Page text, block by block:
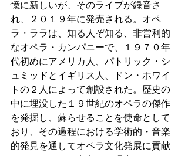
憶に新しいが、そのライブが録音さ
れ、２０１９年に発売される。オペ
ラ・ララは、知る人ぞ知る、非営利的
なオペラ・カンパニーで、１９７０年
代初めにアメリカ人、パトリック・シ
ュミッドとイギリス人、ドン・ホワイ
トの２人によって創設された。歴史の
中に埋没した１９世紀のオペラの傑作
を発掘し、蘇らせることを使命として
おり、その過程における学術的・音楽
的発見を通してオペラ文化発展に貢献